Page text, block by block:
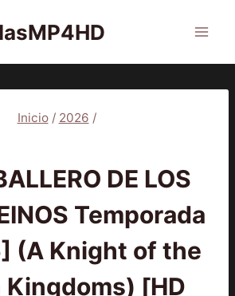
Inicio / 2026 /
DE LOS
Temporada
(A Knight of the
Kingdoms) [HD